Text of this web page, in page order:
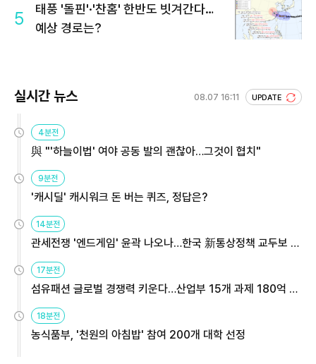
5
태풍 '돌핀'·'찬홈' 한반도 빗겨간다…
예상 경로는?
실시간 뉴스 08.07 16:11 UPDATE
4분전
與 "'하늘이법' 여야 공동 발의 괜찮아…그것이 협치"
9분전
'캐시딜' 캐시워크 돈 버는 퀴즈, 정답은?
14분전
관세전쟁 '엔드게임' 윤곽 나오나…한국 新통상정책 교두보 활
용해야
17분전
섬유패션 글로벌 경쟁력 키운다…산업부 15개 과제 180억 지
원
18분전
농식품부, '천원의 아침밥' 참여 200개 대학 선정